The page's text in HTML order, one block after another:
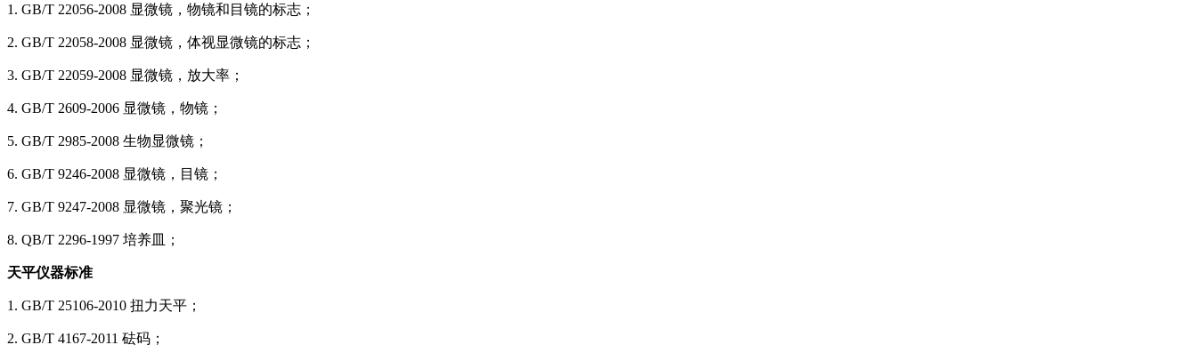
1. GB/T 22056-2008 显微镜，物镜和目镜的标志；
2. GB/T 22058-2008 显微镜，体视显微镜的标志；
3. GB/T 22059-2008 显微镜，放大率；
4. GB/T 2609-2006 显微镜，物镜；
5. GB/T 2985-2008 生物显微镜；
6. GB/T 9246-2008 显微镜，目镜；
7. GB/T 9247-2008 显微镜，聚光镜；
8. QB/T 2296-1997 培养皿；
天平仪器标准
1. GB/T 25106-2010 扭力天平；
2. GB/T 4167-2011 砝码；